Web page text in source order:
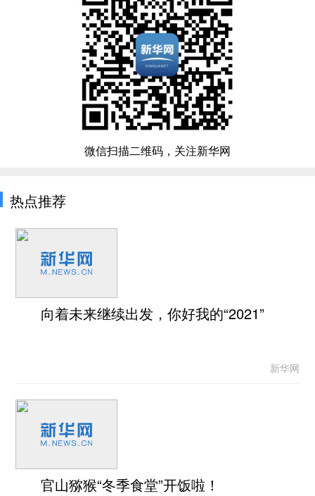
微信扫描二维码，关注新华网
热点推荐
向着未来继续出发，你好我的“2021”
新华网
官山猕猴“冬季食堂”开饭啦！